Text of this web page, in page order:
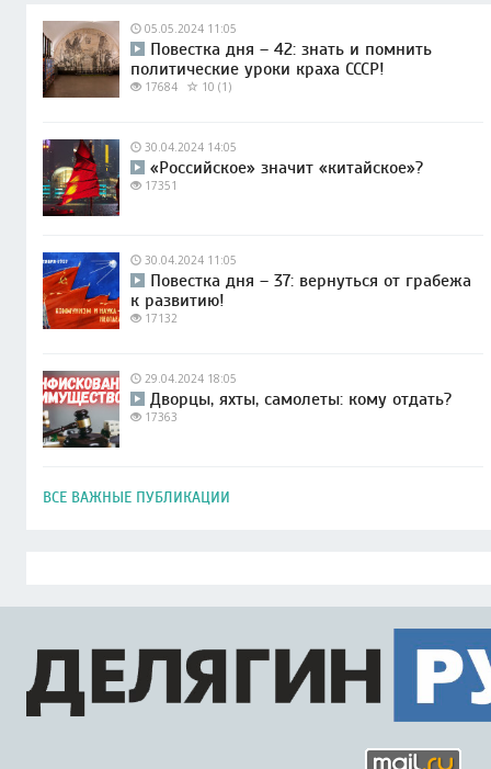
05.05.2024 11:05
Повестка дня – 42: знать и помнить
политические уроки краха СССР!
17684 10 (1)
30.04.2024 14:05
«Российское» значит «китайское»?
17351
30.04.2024 11:05
Повестка дня – 37: вернуться от грабежа
к развитию!
17132
29.04.2024 18:05
Дворцы, яхты, самолеты: кому отдать?
17363
ВСЕ ВАЖНЫЕ ПУБЛИКАЦИИ